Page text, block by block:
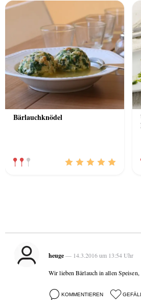
Bärlauchknödel
heuge— 14.3.2016 um 13:54 Uhr
Wir lieben Bärlauch in allen
KOMMENTIEREN